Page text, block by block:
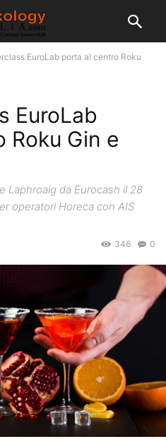
EuroLab porta al centro Roku
EuroLab
Roku Gin e
Laphroaig da Eurocash il 28
operatori Horeca con AIS
0
346